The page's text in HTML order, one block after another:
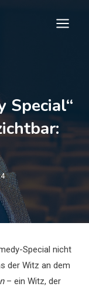
Special“
Special nicht
der Witz an dem
– ein Witz, der